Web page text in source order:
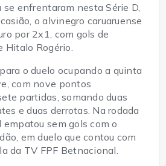
se enfrentaram nesta Série D,
o alvinegro caruaruense
por 2x1, com gols de
Hitalo Rogério.
o duelo ocupando a quinta
com nove pontos
partidas, somando duas
e duas derrotas. Na rodada
empatou sem gols com o
em duelo que contou com
da TV FPF Betnacional.